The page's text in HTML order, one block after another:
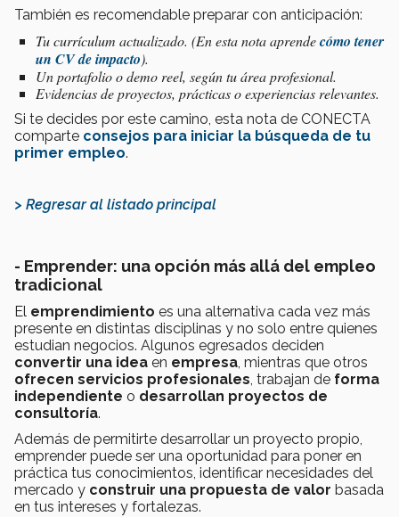
También es recomendable preparar con anticipación:
Tu currículum actualizado. (En esta nota aprendecómo tener
un CV de impacto).
Un portafolio o demo reel, según tu área profesional.
Evidencias de proyectos, prácticas o experiencias relevantes.
Si te decides por este camino, esta nota de CONECTA
comparte consejos para iniciar la búsqueda de tu
primer empleo.
> Regresar al listado principal
- Emprender: una opción más allá del empleo
tradicional
El emprendimiento es una alternativa cada vez más
presente en distintas disciplinas y no solo entre quienes
estudian negocios. Algunos egresados deciden
convertir una idea en empresa, mientras que otros
ofrecen servicios profesionales, trabajan de forma
independiente o desarrollan proyectos de
consultoría.
Además de permitirte desarrollar un proyecto propio,
emprender puede ser una oportunidad para poner en
práctica tus conocimientos, identificar necesidades del
mercado y construir una propuesta de valor basada
en tus intereses y fortalezas.